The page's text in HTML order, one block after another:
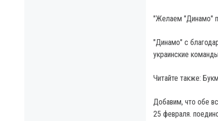
"Желаем "Динамо"
"Динамо" с
украинские
Читайте также:
Добавим, что обе
25 февраля.